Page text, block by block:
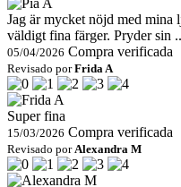
Jag är mycket nöjd med mina
väldigt fina färger. Pryder sin
05/04/2026 Compra verificada
Revisado porFrida A
Super fina
15/03/2026 Compra verificada
Revisado por Alexandra M